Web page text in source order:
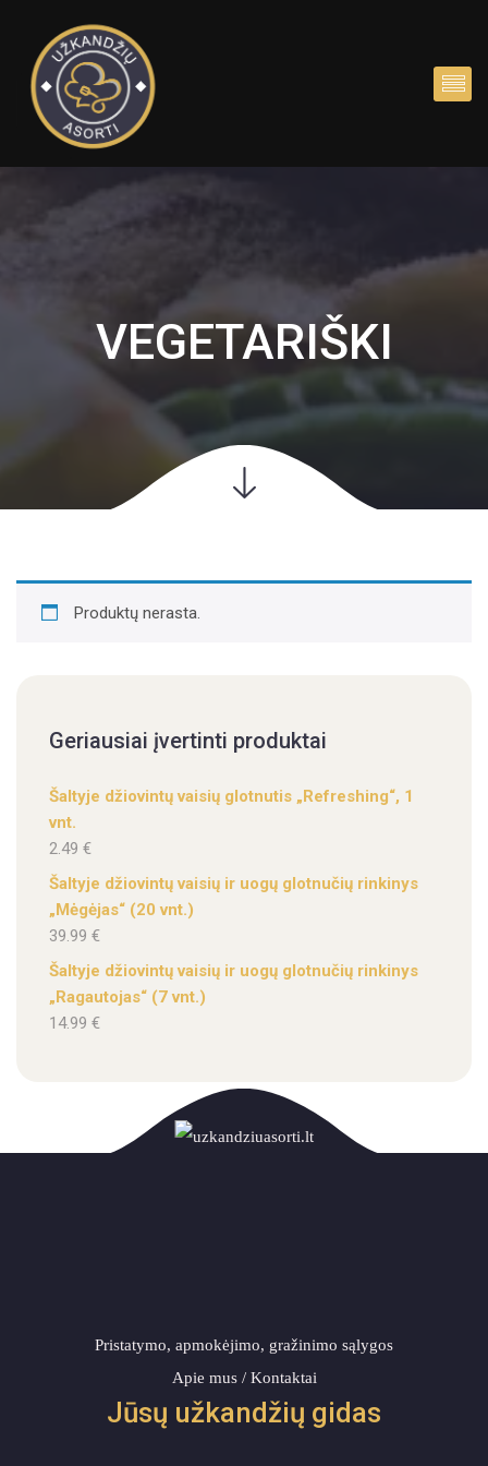
VEGETARIŠKI
Produktų nerasta.
Geriausiai įvertinti produktai
Šaltyje džiovintų vaisių glotnutis „Refreshing“, 1
vnt.
2.49 €
Šaltyje džiovintų vaisių ir uogų glotnučių rinkinys
„Mėgėjas“ (20 vnt.)
39.99 €
Šaltyje džiovintų vaisių ir uogų glotnučių rinkinys
„Ragautojas“ (7 vnt.)
14.99 €
Pristatymo, apmokėjimo, gražinimo sąlygos
Apie mus / Kontaktai
Jūsų užkandžių gidas